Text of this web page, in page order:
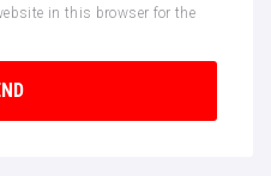
in this browser for the